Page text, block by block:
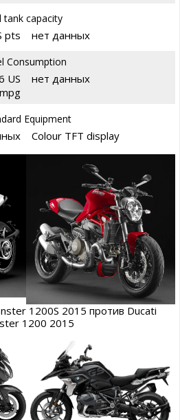
tank capacity
pts нет данных
Consumption
US
mpg
нет данных
Equipment
Colour TFT display
1200S 2015 против Ducati
1200 2015